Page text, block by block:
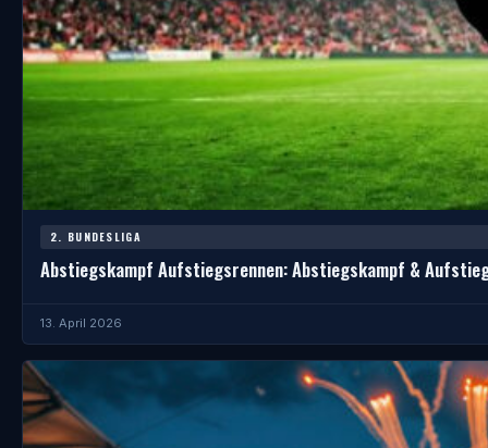
2. BUNDESLIGA
Abstiegskampf Aufstiegsrennen: Abstiegskampf &
13. April 2026